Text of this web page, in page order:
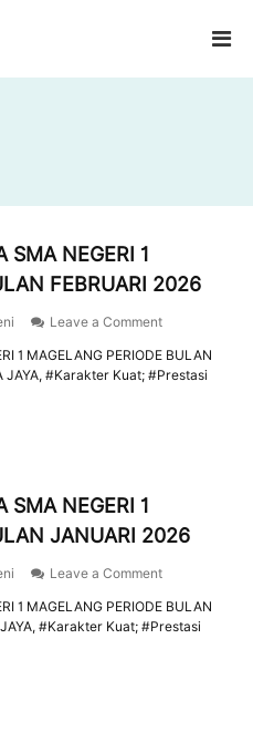
A
r
1
M
a
e
d
S
c
o
l
SMA NEGERI 1
FEBRUARI 2026
Leave a Comment
1 MAGELANG PERIODE BULAN
JAYA, #Karakter Kuat; #Prestasi
SMA NEGERI 1
JANUARI 2026
Leave a Comment
1 MAGELANG PERIODE BULAN
#Karakter Kuat; #Prestasi